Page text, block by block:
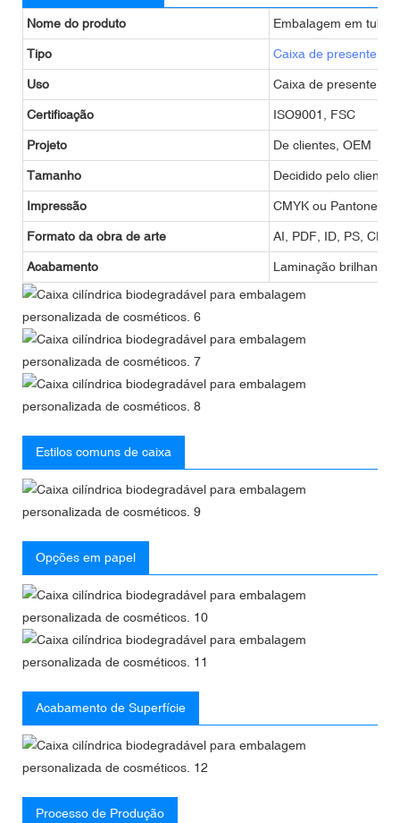
Nome do produto Embalagem em tubo
Tipo Caixa de presente
Uso Caixa de presente,
Certificação ISO9001, FSC
Projeto De clientes, OEM
Tamanho Decidido pelo cliente
Impressão CMYK ou Pantone
Formato da obra de arte AI, PDF, ID, PS, CDR
Acabamento Laminação brilhante
Estilos comuns de caixa
Opções em papel
Acabamento de Superfície
Processo de Produção